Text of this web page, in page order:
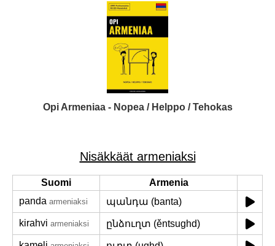
Opi Armeniaa - Nopea / Helppo / Tehokas
Nisäkkäät armeniaksi
Suomi
Armenia
panda armeniaksi պանդա (banta)
kirahvi armeniaksi ընձուղտ (ěntsughd)